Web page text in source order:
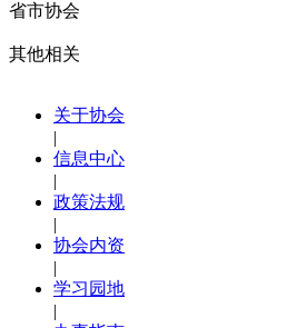
省市协会
其他相关
关于协会
|
信息中心
|
政策法规
|
协会内资
|
学习园地
|